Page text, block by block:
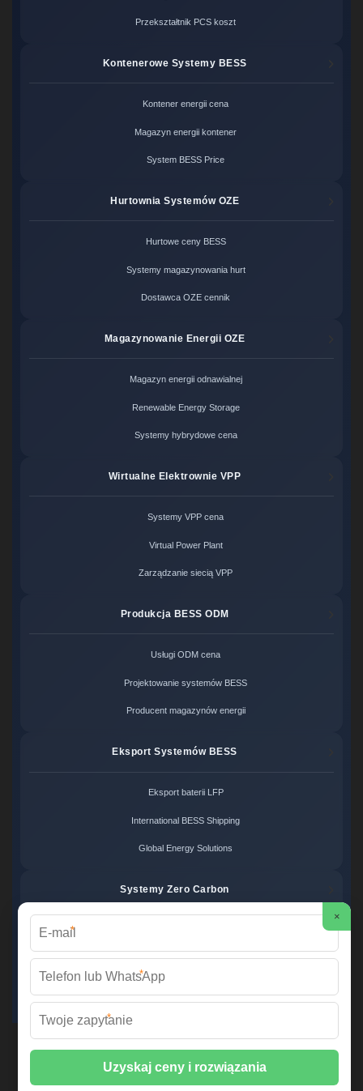
Przekształtnik PCS koszt
Kontenerowe Systemy BESS
Kontener energii cena
Magazyn energii kontener
System BESS Price
Hurtownia Systemów OZE
Hurtowe ceny BESS
Systemy magazynowania hurt
Dostawca OZE cennik
Magazynowanie Energii OZE
Magazyn energii odnawialnej
Renewable Energy Storage
Systemy hybrydowe cena
Wirtualne Elektrownie VPP
Systemy VPP cena
Virtual Power Plant
Zarządzanie siecią VPP
Produkcja BESS ODM
Usługi ODM cena
Projektowanie systemów BESS
Producent magazynów energii
Eksport Systemów BESS
Eksport baterii LFP
International BESS Shipping
Global Energy Solutions
Systemy Zero Carbon
Zero Carbon Energy
Ekologiczne rozwiązania OZE
Wirtualna Elektrownia Polska ©
Mapa strony
📞 +48 22 378 45 12 | ✉️info@fabrykawspomnien.waw.pl
×
*
*
*